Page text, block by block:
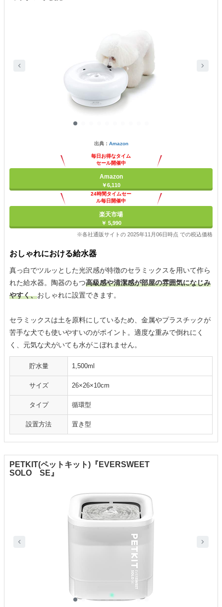
出典： Amazon
毎日お得なタイム
セール開催中
Amazon
￥6,110
24時間タイムセー
ル毎日開催中
楽天市場
￥ 5,990
※各社通販サイトの 2025年11月06日時点 での税込価格
おしゃれにおける給水器
真っ白でツルッとした光沢感が特徴のセラミックスを用いて作ら
れた給水器。陶器のもつ高級感や清潔感が部屋の雰囲気になじみ
やすく、おしゃれに設置できます。
セラミックスは土を原料にしているため、金属やプラスチックが
苦手な犬でも使いやすいのがポイント。適度な重みで倒れにく
く、元気な犬がいても水がこぼれません。
貯水量 1,500ml
サイズ 26×26×10cm
タイプ 循環型
設置方法 置き型
PETKIT(ペットキット)『EVERSWEET
SOLO SE』